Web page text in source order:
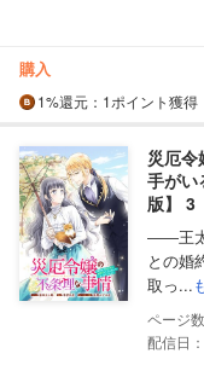
購入
1%還元 ：1ポイント獲得
災厄令
手がい
版】 3
――王太
との婚
取っ...
配信日